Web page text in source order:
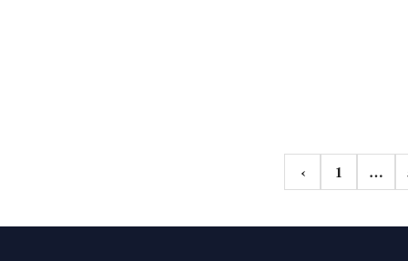
Navigazione
articoli
‹ 1 …